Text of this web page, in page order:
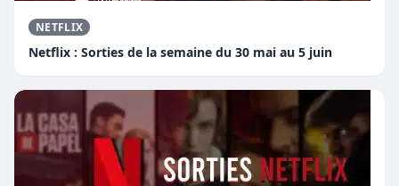
NETFLIX
Netflix : Sorties de la semaine du 30 mai au 5 juin